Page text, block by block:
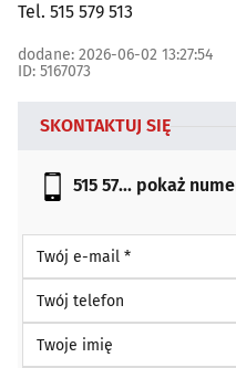
Tel. 515 579 513
dodane: 2026-06-02 13:27:54
ID: 5167073
SKONTAKTUJ SIĘ
515 57... pokaż